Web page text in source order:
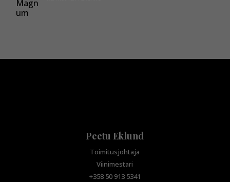
Peetu Eklund
Toimitusjohtaja
Viinimestari
+358 50 913 5341